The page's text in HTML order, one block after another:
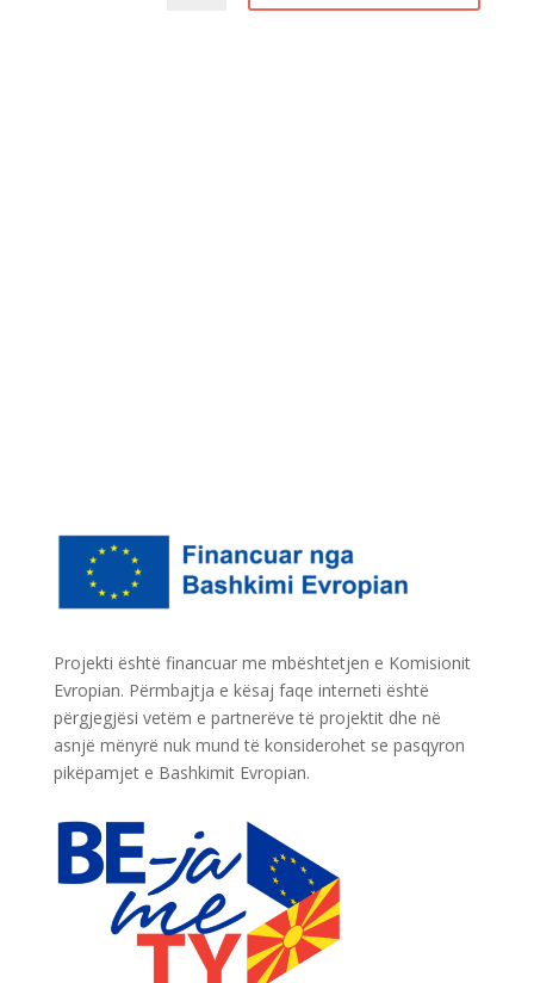
Projekti është financuar me mbështetjen e Komisionit
Evropian. Përmbajtja e kësaj faqe interneti është
përgjegjësi vetëm e partnerëve të projektit dhe në
asnjë mënyrë nuk mund të konsiderohet se pasqyron
pikëpamjet e Bashkimit Evropian.